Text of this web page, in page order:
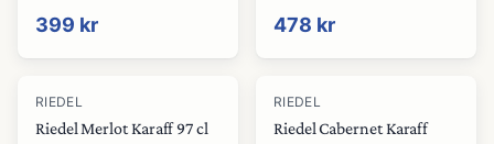
399 kr 478 kr
RIEDEL
Riedel Merlot Karaff 97 cl
RIEDEL
Riedel Cabernet Karaff